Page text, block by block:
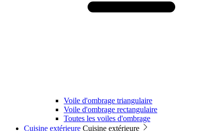
Voile d'ombrage triangulaire
Voile d'ombrage rectangulaire
Toutes les voiles d'ombrage
Cuisine extérieure Cuisine extérieure